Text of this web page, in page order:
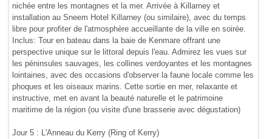
nichée entre les montagnes et la mer. Arrivée à Killarney et
installation au Sneem Hotel Killarney (ou similaire), avec du temps
libre pour profiter de l'atmosphère accueillante de la ville en soirée.
Inclus: Tour en bateau dans la baie de Kenmare offrant une
perspective unique sur le littoral depuis l'eau. Admirez les vues sur
les péninsules sauvages, les collines verdoyantes et les montagnes
lointaines, avec des occasions d'observer la faune locale comme les
phoques et les oiseaux marins. Cette sortie en mer, relaxante et
instructive, met en avant la beauté naturelle et le patrimoine
maritime de la région (ou visite d'une brasserie avec dégustation)
Jour 5 : L'Anneau du Kerry (Ring of Kerry)